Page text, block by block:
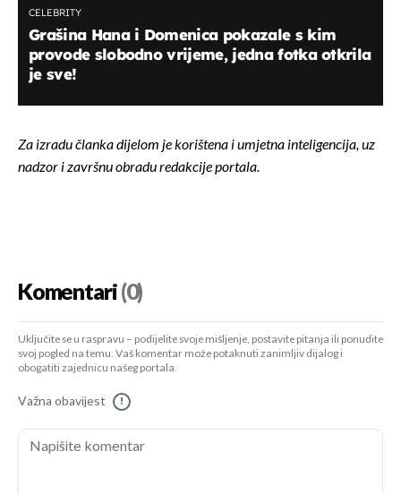
CELEBRITY
Grašina Hana i Domenica pokazale s kim
provode slobodno vrijeme, jedna fotka otkrila
je sve!
Za izradu članka dijelom je korištena i umjetna inteligencija, uz
nadzor i završnu obradu redakcije portala.
Komentari(0)
Uključite se u raspravu – podijelite svoje mišljenje, postavite pitanja ili ponudite
svoj pogled na temu. Vaš komentar može potaknuti zanimljiv dijalog i
obogatiti zajednicu našeg portala.
Važna obavijest !